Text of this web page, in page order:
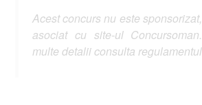
Acest concurs nu este sponsorizat,
asociat cu site-ul
multe detalii consulta regulamentul